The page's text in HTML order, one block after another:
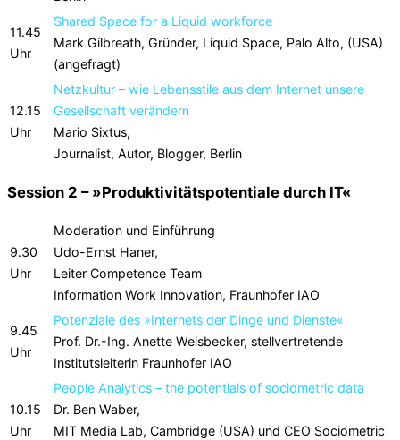
11.45
Uhr
Shared Space for a Liquid workforce
Mark Gilbreath, Gründer, Liquid Space, Palo Alto, (USA)
(angefragt)
12.15
Uhr
Netzkultur – wie Lebensstile aus dem Internet unsere
Gesellschaft verändern
Mario Sixtus,
Journalist, Autor, Blogger, Berlin
Session 2 – »Produktivitätspotentiale durch IT«
9.30
Uhr
Moderation und Einführung
Udo-Ernst Haner,
Leiter Competence Team
Information Work Innovation, Fraunhofer IAO
9.45
Uhr
Potenziale des »Internets der Dinge und Dienste«
Prof. Dr.-Ing. Anette Weisbecker, stellvertretende
Institutsleiterin Fraunhofer IAO
10.15
Uhr
People Analytics – the potentials of sociometric data
Dr. Ben Waber,
MIT Media Lab, Cambridge (USA) und CEO Sociometric